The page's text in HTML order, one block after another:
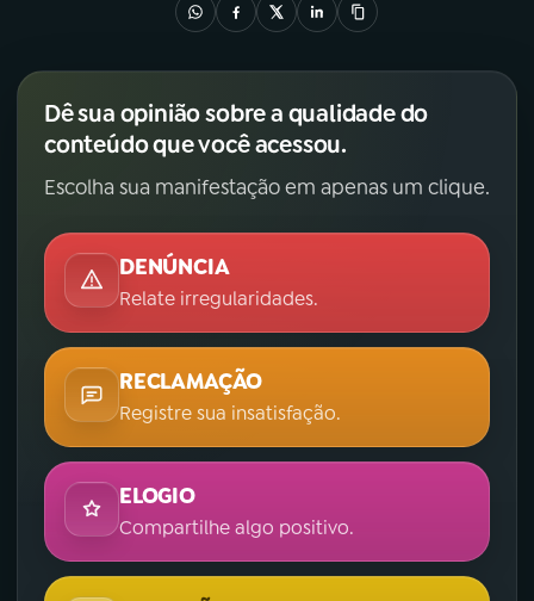
Dê sua opinião sobre a qualidade do
conteúdo que você acessou.
Escolha sua manifestação em apenas um clique.
DENÚNCIA
Relate irregularidades.
RECLAMAÇÃO
Registre sua insatisfação.
ELOGIO
Compartilhe algo positivo.